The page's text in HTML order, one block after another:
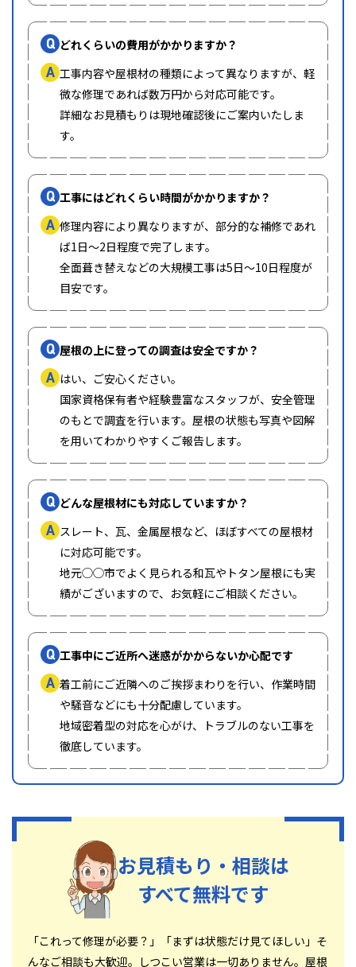
Q どれくらいの費用がかかりますか？
A 工事内容や屋根材の種類によって異なりますが、軽
微な修理であれば数万円から対応可能です。
詳細なお見積もりは現地確認後にご案内いたしま
す。
Q 工事にはどれくらい時間がかかりますか？
A 修理内容により異なりますが、部分的な補修であれ
ば1日〜2日程度で完了します。
全面葺き替えなどの大規模工事は5日〜10日程度が
目安です。
Q 屋根の上に登っての調査は安全ですか？
A はい、ご安心ください。
国家資格保有者や経験豊富なスタッフが、安全管理
のもとで調査を行います。屋根の状態も写真や図解
を用いてわかりやすくご報告します。
Q どんな屋根材にも対応していますか？
A スレート、瓦、金属屋根など、ほぼすべての屋根材
に対応可能です。
地元◯◯市でよく見られる和瓦やトタン屋根にも実
績がございますので、お気軽にご相談ください。
Q 工事中にご近所へ迷惑がかからないか心配です
A 着工前にご近隣へのご挨拶まわりを行い、作業時間
や騒音などにも十分配慮しています。
地域密着型の対応を心がけ、トラブルのない工事を
徹底しています。
お見積もり・相談は
すべて無料です
「これって修理が必要？」「まずは状態だけ見てほしい」そ
んなご相談も大歓迎。しつこい営業は一切ありません。屋根